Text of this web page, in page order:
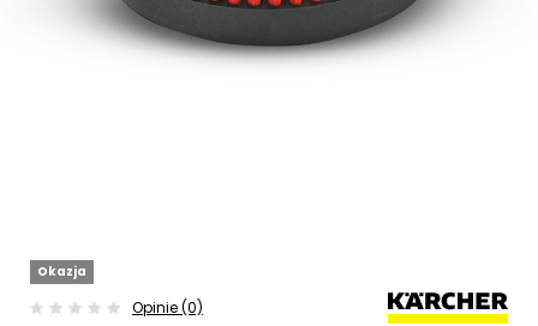
Okazja
Opinie (0)